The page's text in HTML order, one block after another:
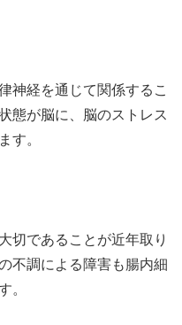
神経を通じて関係するこ
態が脳に、脳のストレス
す。
切であることが近年取り
不調による障害も腸内細
。